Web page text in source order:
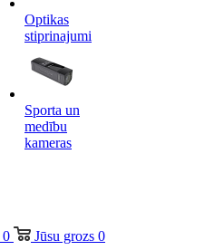
Optikas
stiprinajumi
Sporta un
medību
kameras
0 Jūsu grozs 0